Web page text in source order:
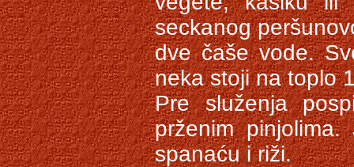
seckanog
dve čaše vode.
neka stoji na toplo
Pre služenja
prženim
spanaću i riži.